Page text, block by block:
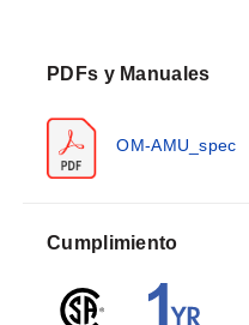
el nivel de seguridad o
serie OM-AMU tienen
pasadores de bisagra
Formulación de
célula cerrada
PDFs y Manuales
OM-AMU_spec
Cumplimiento